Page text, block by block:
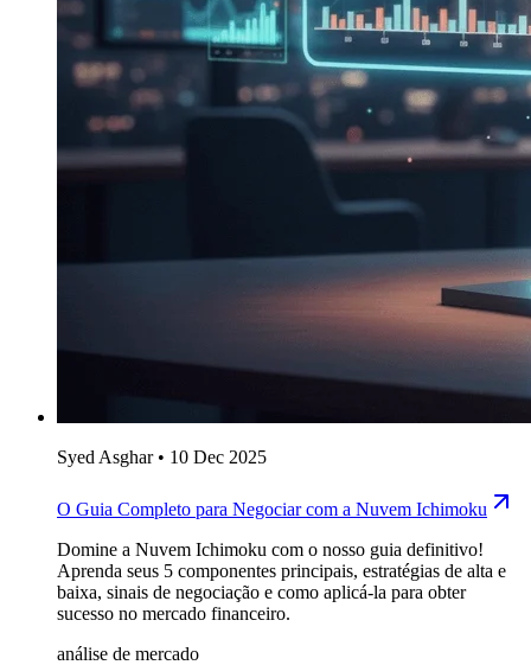
Syed Asghar• 10 Dec 2025
O Guia Completo para Negociar com a Nuvem Ichimoku
Domine a Nuvem Ichimoku com o nosso guia definitivo!
Aprenda seus 5 componentes principais, estratégias de alta e
baixa, sinais de negociação e como aplicá-la para obter
sucesso no mercado financeiro.
análise de mercado